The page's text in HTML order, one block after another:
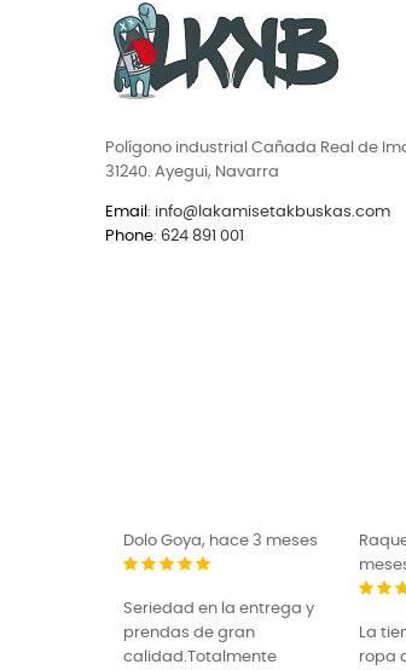
Polígono industrial Cañada Real de
31240. Ayegui, Navarra
Email : info@lakamisetakbuskas.com
Phone: 624 891 001
Raquel Campos, hace 3
meses
La tienda ideal para una
ropa diferente y original.